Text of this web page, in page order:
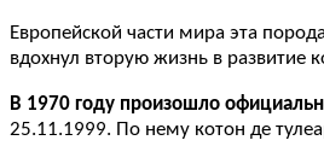
Европейской части мира эта
вдохнул вторую жизнь в развитие
В 1970 году произошло
25.11.1999. По нему котон де